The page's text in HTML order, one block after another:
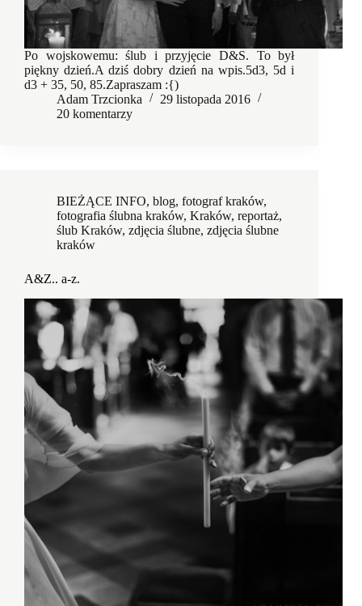
Po wojskowemu: ślub i przyjęcie D&S. To był
piękny dzień.A dziś dobry dzień na wpis.5d3, 5d i
d3 + 35, 50, 85.Zapraszam :{)
Adam Trzcionka
29 listopada 2016
20 komentarzy
BIEŻĄCE INFO, blog, fotograf kraków,
fotografia ślubna kraków, Kraków, reportaż,
ślub Kraków, zdjęcia ślubne, zdjęcia ślubne
kraków
A&Z.. a-z.